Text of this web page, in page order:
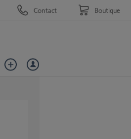
Contact Boutique